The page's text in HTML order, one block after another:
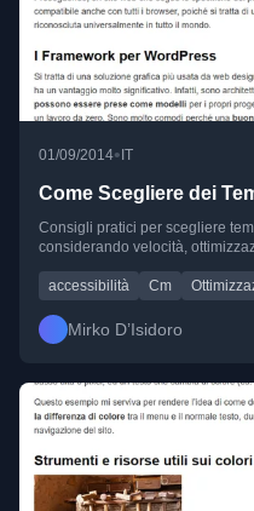
01/09/2014• IT
Come Scegliere dei
Consigli pratici per scegliere
considerando velocità,
accessibilità Cm
Mirko D’Isidoro